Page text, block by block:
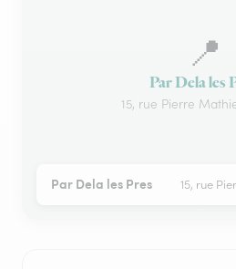
📍
Par Dela les
15, rue Pierre
Par Dela les Pres 15, rue